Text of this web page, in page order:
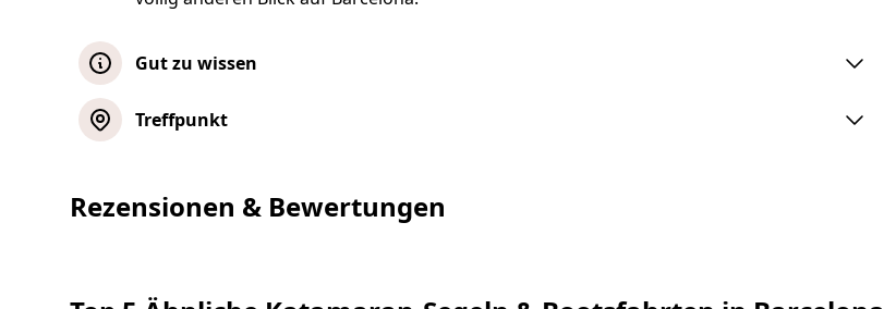
Gut zu wissen
Die Segelstrecke und der Zwischenstopp zum Schwimmen hängen von den Wind-,
Bitte mitbringen: Badebekleidung, Handtuch, Sonnenschutz, Sonnenbrille und eine
leichte Jacke. Die Temperaturen auf See können sich kühler anfühlen als in der
Treffpunkt
Private Tour
Rezensionen & Bewertungen